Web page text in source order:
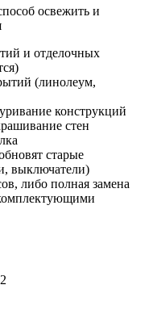
освежить и
и отделочных
(линолеум,
конструкций
стен
старые
выключатели)
либо полная замена